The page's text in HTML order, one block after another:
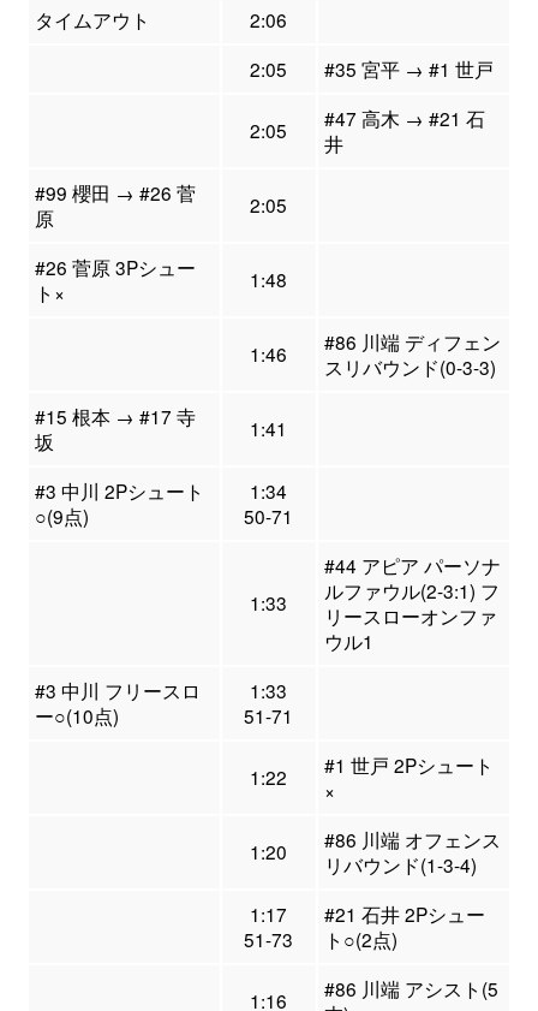
タイムアウト
2:06
2:05
#35 宮平 → #1 世戸
2:05
#47 高木 → #21 石
井
#99 櫻田 → #26 菅
原
2:05
#26 菅原 3Pシュー
ト×
1:48
1:46
#86 川端 ディフェン
スリバウンド(0-3-3)
#15 根本 → #17 寺
坂
1:41
#3 中川 2Pシュート
○(9点)
1:34
50-71
1:33
#44 アピア パーソナ
ルファウル(2-3:1) フ
リースローオンファ
ウル1
#3 中川 フリースロ
ー○(10点)
1:33
51-71
1:22
#1 世戸 2Pシュート
×
1:20
#86 川端 オフェンス
リバウンド(1-3-4)
1:17
51-73
#21 石井 2Pシュー
ト○(2点)
1:16
#86 川端 アシスト(5